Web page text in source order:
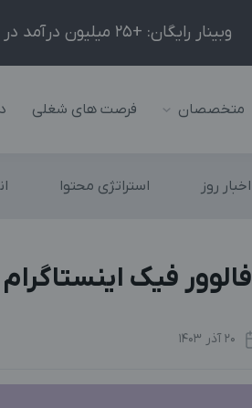
وبینار رایگان: +25 میلیون درآمد در ماه با ادمینیِ شبکه‌های اجتماعی داخلی و خارجی!
متخصصان فرصت های شغلی
اخبار روز استراتژی محتوا
فالوور فیک
20 آذر 1403